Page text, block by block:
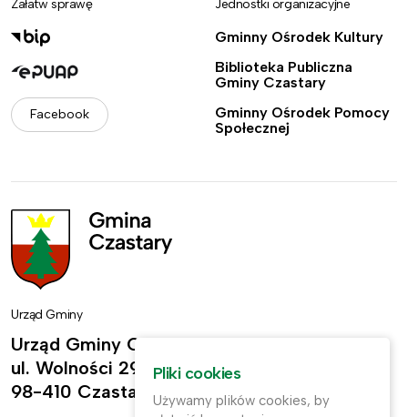
Załatw sprawę
Facebook
Jednostki organizacyjne
Gminny Ośrodek Kultury
Biblioteka Publiczna
Gminy Czastary
Gminny Ośrodek Pomocy
Społecznej
Urząd Gminy
Urząd Gminy Czastary
ul. Wolności 29,
98-410 Czastary
Pliki cookies
Używamy plików cookies, by